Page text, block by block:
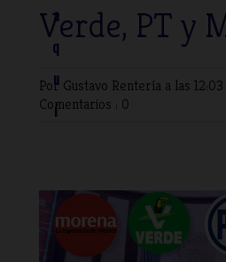
a
q
u
í
Verde, PT y
Por Gustavo Rentería a las
Comentarios : 0